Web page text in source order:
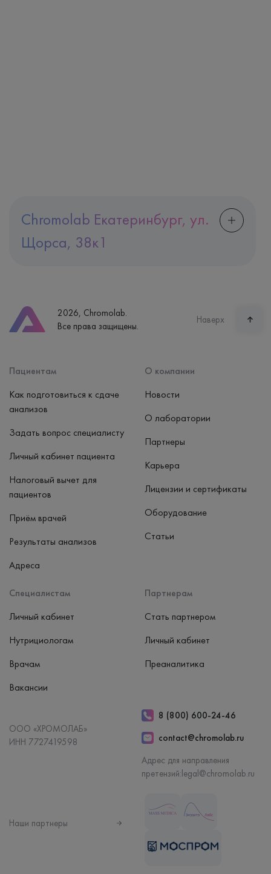
Chromolab Екатеринбург, ул.
Щорса, 38к1
Часы работы
пн-вс: 7:30-15:00
2026, Chromolab.
Все права защищены.
Наверх
Пациентам
Как подготовиться к сдаче
анализов
Задать вопрос специалисту
Личный кабинет пациента
Налоговый вычет для
пациентов
Приём врачей
Результаты анализов
Адреса
Специалистам
Личный кабинет
Нутрициологам
Врачам
Вакансии
Партнерам
Стать партнером
Личный кабинет
Преаналитика
О компании
Новости
О лаборатории
Партнеры
Карьера
Лицензии и сертификаты
Оборудование
Статьи
ООО «ХРОМОЛАБ»
ИНН 7727419598
8 (800) 600-24-46
contact@chromolab.ru
Адрес для направления
претензий:legal@chromolab.ru
Наши партнеры